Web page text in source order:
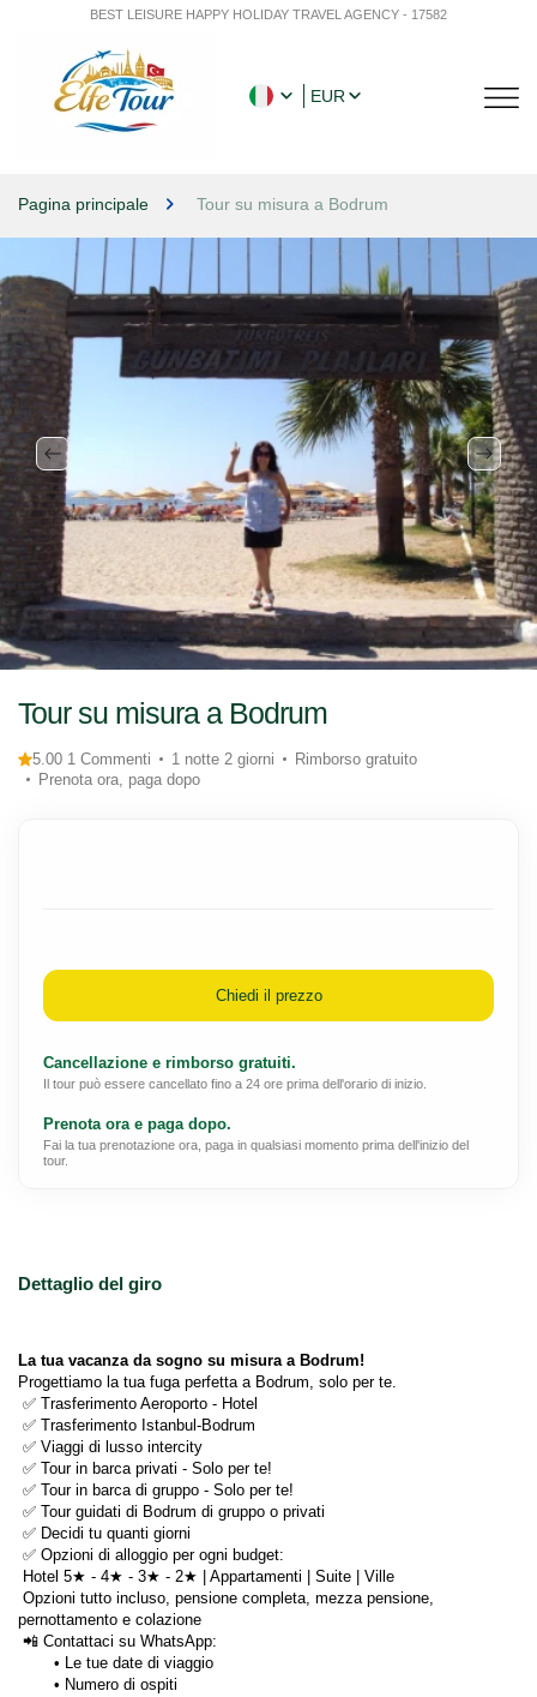
BEST LEISURE HAPPY HOLIDAY TRAVEL AGENCY - 17582
EUR
Pagina principale Tour su misura a Bodrum
Dettaglio del giro
La tua vacanza da sogno su misura a Bodrum!
Progettiamo la tua fuga perfetta a Bodrum, solo per te.
✅ Trasferimento Aeroporto - Hotel
✅ Trasferimento Istanbul-Bodrum
✅ Viaggi di lusso intercity
✅ Tour in barca privati - Solo per te!
✅ Tour in barca di gruppo - Solo per te!
✅ Tour guidati di Bodrum di gruppo o privati
✅ Decidi tu quanti giorni
✅ Opzioni di alloggio per ogni budget:
Hotel 5★ - 4★ - 3★ - 2★ | Appartamenti | Suite | Ville
pernottamento e colazione
📲 Contattaci su WhatsApp:
Le tue date di viaggio
Numero di ospiti
Tour su misura a Bodrum
5.00 1 Commenti 1 notte 2 giorni
Rimborso gratuito
Prenota ora, paga dopo
Chiedi il prezzo
Cancellazione e rimborso gratuiti.
Il tour può essere cancellato fino a 24 ore prima dell'orario di inizio.
Prenota ora e paga dopo.
Fai la tua prenotazione ora, paga in qualsiasi momento prima dell'inizio del
tour.